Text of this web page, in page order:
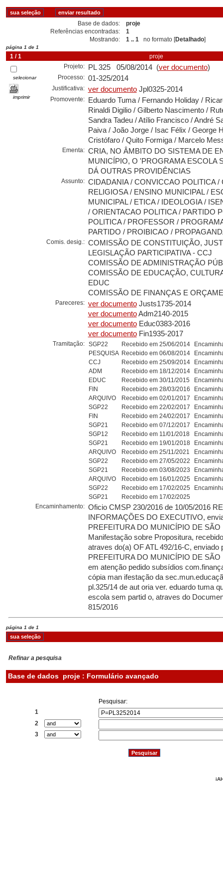
Base de dados:
proje
Referências encontradas:
1
Mostrando:
1 .. 1 no formato [Detalhado]
página 1 de 1
1 / 1 proje
selecionar
imprimir
Projeto: PL 325 05/08/2014 (ver documento)
Processo: 01-325/2014
Justificativa: ver documentoJpl0325-2014
Promovente:
Eduardo Tuma / Fernando Holiday /
Rinaldi Digilio / Gilberto Nascimento /
Sandra Tadeu / Atílio Francisco / André
Paiva / João Jorge / Isac Félix / George
Cristófaro / Quito Formiga / Marcelo
Ementa: CRIA, NO ÂMBITO DO SISTEMA DE
MUNICÍPIO, O 'PROGRAMA ESCOLA
DÁ OUTRAS PROVIDÊNCIAS
Assunto: CIDADANIA / CONVICCAO POLITICA /
RELIGIOSA / ENSINO MUNICIPAL /
MUNICIPAL / ETICA / IDEOLOGIA /
/ ORIENTACAO POLITICA / PARTIDO
POLITICA / PROFESSOR /
PARTIDO / PROIBICAO /
Comis. desig.: COMISSÃO DE CONSTITUIÇÃO,
LEGISLAÇÃO PARTICIPATIVA - CCJ
COMISSÃO DE ADMINISTRAÇÃO
COMISSÃO DE EDUCAÇÃO,
EDUC
COMISSÃO DE FINANÇAS E
Pareceres: ver documentoJusts1735-2014
ver documentoAdm2140-2015
ver documentoEduc0383-2016
ver documentoFin1935-2017
Tramitação: SGP22 Recebido em 25/06/2014
PESQUISA Recebido em 06/08/2014
CCJ
Recebido em 25/09/2014
ADM
Recebido em 18/12/2014
EDUC
Recebido em 30/11/2015
FIN
Recebido em 28/03/2016
ARQUIVO
Recebido em 02/01/2017
SGP22
Recebido em 22/02/2017
FIN
Recebido em 24/02/2017
SGP21
Recebido em 07/12/2017
SGP12
Recebido em 11/01/2018
SGP21
Recebido em 19/01/2018
ARQUIVO
Recebido em 25/11/2021
SGP22
Recebido em 27/05/2022
SGP21
Recebido em 03/08/2023
ARQUIVO
Recebido em 16/01/2025
SGP22
Recebido em 17/02/2025
SGP21
Recebido em 17/02/2025
Encaminhamento: Oficio CMSP 230/2016 de 10/05/2016
INFORMAÇÕES DO EXECUTIVO,
PREFEITURA DO MUNICÍPIO DE SÃO
Manifestação sobre Propositura,
atraves do(a) OF ATL 492/16-C, enviado
PREFEITURA DO MUNICÍPIO DE SÃO
em atenção pedido subsídios
cópia man ifestação da
pl.325/14 de aut oria ver. eduardo tuma
escola sem partid o, atraves do
815/2016
página 1 de 1
Refinar a pesquisa
Base de dados proje : Formulário avançado
Pesquisar:
1
2
3